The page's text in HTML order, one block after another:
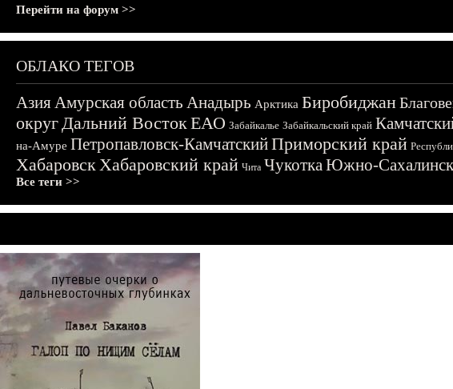
Перейти на форум >>
ОБЛАКО ТЕГОВ
АзияАмурская область Анадырь Арктика Биробиджан
округДальний ВостокЕАО Забайкалье Забайкальский край
на-Амуре Петропавловск-КамчатскийПриморский край
ХабаровскХабаровский край Чита ЧукоткаЮжно-Сахалинск
Все теги >>